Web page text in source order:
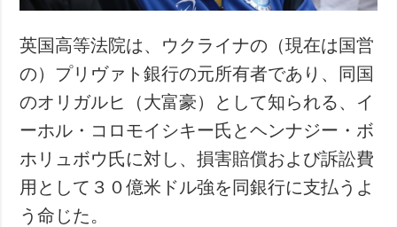
英国高等法院は、ウクライナの（現在は国営
の）プリヴァト銀行の元所有者であり、同国
のオリガルヒ（大富豪）として知られる、イ
ーホル・コロモイシキー氏とヘンナジー・ボ
ホリュボウ氏に対し、損害賠償および訴訟費
用として３０億米ドル強を同銀行に支払うよ
う命じた。